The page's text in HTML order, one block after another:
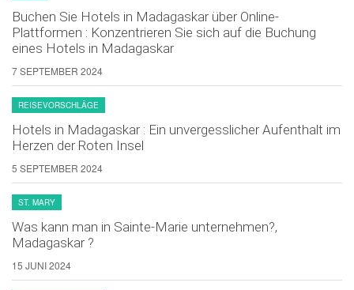
Buchen Sie Hotels in Madagaskar über Online-
Plattformen : Konzentrieren Sie sich auf die Buchung
eines Hotels in Madagaskar
7 SEPTEMBER 2024
REISEVORSCHLÄGE
Hotels in Madagaskar : Ein unvergesslicher Aufenthalt im
Herzen der Roten Insel
5 SEPTEMBER 2024
ST. MARY
Was kann man in Sainte-Marie unternehmen?,
Madagaskar ?
15 JUNI 2024